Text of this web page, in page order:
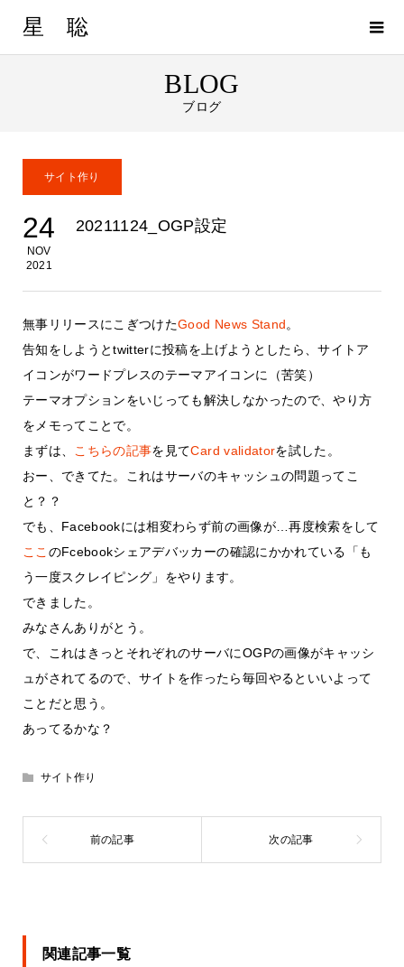
星 聡
BLOG
ブログ
サイト作り
24
NOV
2021
20211124_OGP設定
無事リリースにこぎつけたGood News Stand。
告知をしようとtwitterに投稿を上げようとしたら、サイトア
イコンがワードプレスのテーマアイコンに（苦笑）
テーマオプションをいじっても解決しなかったので、やり方
をメモってことで。
まずは、
こちらの記事を見てCard validatorを試した。
おー、できてた。これはサーバのキャッシュの問題ってこ
と？？
でも、Facebookには相変わらず前の画像が…再度検索をして
ここ のFcebookシェアデバッカーの確認にかかれている「も
う一度スクレイピング」をやります。
できました。
みなさんありがとう。
で、これはきっとそれぞれのサーバにOGPの画像がキャッシ
ュがされてるので、サイトを作ったら毎回やるといいよって
ことだと思う。
あってるかな？
サイト作り
関連記事一覧